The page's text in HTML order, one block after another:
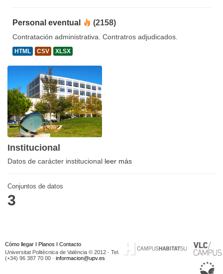
Personal eventual (2158)
Contratación administrativa. Contratros adjudicados.
HTML CSV XLSX
Institucional
Datos de carácter institucional leer más
Conjuntos de datos
3
Cómo llegar I Planos I Contacto
Universitat Politècnica de València © 2012 · Tel.
(+34) 96 387 70 00 · informacion@upv.es